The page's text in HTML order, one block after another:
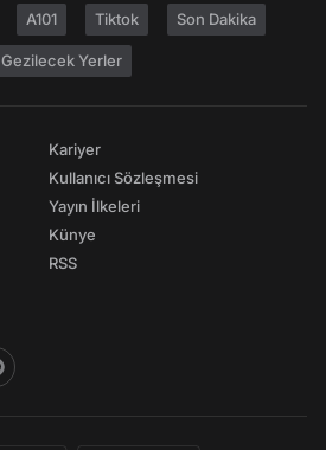
A101 Tiktok Son Dakika
Gezilecek Yerler
Kariyer
Kullanıcı Sözleşmesi
Yayın İlkeleri
Künye
RSS